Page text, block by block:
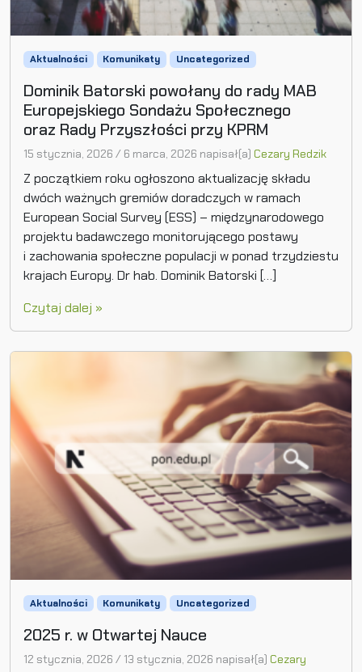
Aktualności Komunikaty Uncategorized
Dominik Batorski powołany do rady MAB
Europejskiego Sondażu Społecznego
oraz Rady Przyszłości przy KPRM
15 stycznia, 2026 / 6 marca, 2026 napisał(a) Cezary Redzik
Z początkiem roku ogłoszono aktualizację składu
dwóch ważnych gremiów doradczych w ramach
European Social Survey (ESS) – międzynarodowego
projektu badawczego monitorującego postawy
i zachowania społeczne populacji w ponad trzydziestu
krajach Europy. Dr hab. Dominik Batorski […]
Czytaj dalej »
Aktualności Komunikaty Uncategorized
2025 r. w Otwartej Nauce
12 stycznia, 2026 / 13 stycznia, 2026 napisał(a) Cezary